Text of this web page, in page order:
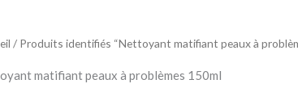
/ Produits identifiés “Nettoyant matifiant peaux à
matifiant peaux à problèmes 150ml